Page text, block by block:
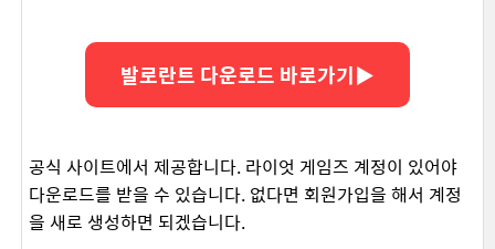
발로란트 다운로드 바로가기▶
공식 사이트에서 제공합니다. 라이엇 게임즈 계정이 있어야
다운로드를 받을 수 있습니다. 없다면 회원가입을 해서 계정
을 새로 생성하면 되겠습니다.